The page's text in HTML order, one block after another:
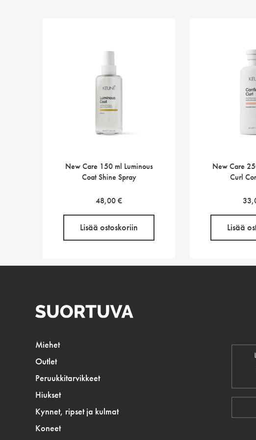
New Care 150 ml Luminous
Coat Shine Spray
48,00€
Lisää ostoskoriin
New Care
Curl
Lisää
Miehet
Outlet
Peruukkitarvikkeet
Hiukset
Kynnet, ripset ja kulmat
Koneet